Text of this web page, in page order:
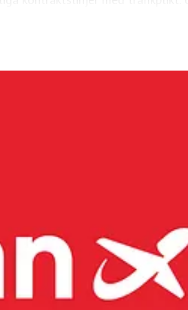
E190-E2-plan. Widerøe Ground